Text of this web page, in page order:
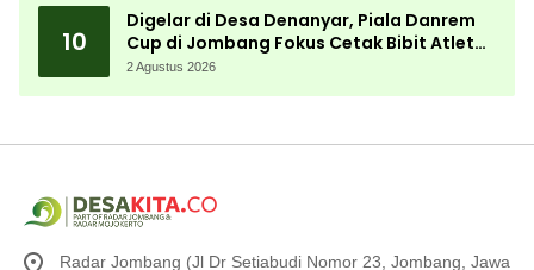
10
Digelar di Desa Denanyar, Piala Danrem
Cup di Jombang Fokus Cetak Bibit Atlet
Menembak Berprestasi
2 Agustus 2026
Radar Jombang (Jl Dr Setiabudi Nomor 23, Jombang, Jawa